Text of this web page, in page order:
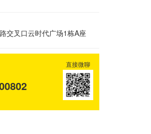
交叉口云时代广场1栋A座
直接微聊